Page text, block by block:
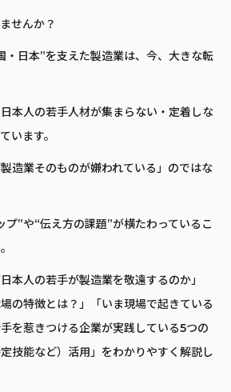
せんか？
・日本”を支えた製造業は、今、大きな転
本人の若手人材が集まらない・定着しな
います。
造業そのものが嫌われている」のではな
プ”や“伝え方の課題”が横たわっているこ
本人の若手が製造業を敬遠するのか」
場の特徴とは？」「いま現場で起きている
を惹きつける企業が実践している5つの
技能など）活用」をわかりやすく解説し